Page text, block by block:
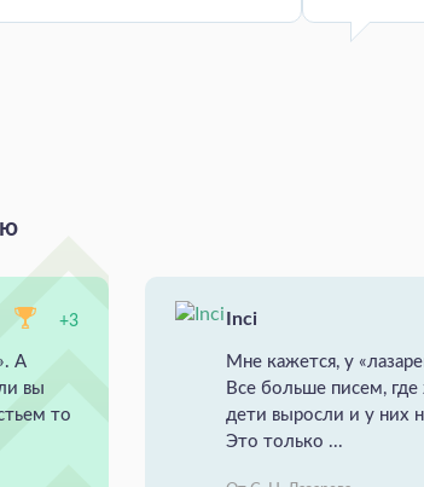
+3
А
вы
то
Inci
Мне кажется, у
Все больше писем,
дети выросли и у них
Это только ...